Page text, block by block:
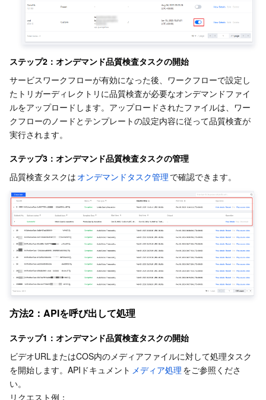
Elastic IP
Global Application Acceleration Platform
Tencent Cloud TCHouse-C
Tencent Cloud TCHouse-D
Tencent Cloud TCHouse-P
Tencent Cloud WeData
Business Intelligence
Tencent Cloud TCLake
機械翻訳
Optical Character Recognition
Face Fusion
Intelligent Music Platform
Tencent Cloud Agent Development Platform
LLM Knowledge Engine Basic API
Image Creation Large Model
Video Creation Large Model
Tencent HY 3D Global
Tencent HY
LLM Service TokenHub
IoT
IoT Hub
Message Queue
TDMQ for CKafka
TDMQ for RocketMQ
TDMQ for RabbitMQ
TDMQ for Apache Pulsar
TDMQ for MQTT
TDMQ for CMQ
Cloud Message Queue
コミュニケーション
Short Message Service
Tencent Push Notification Service
Simple Email Service
リアルタイムのインタラクション
Chat
Tencent Real-Time Communication
Low-code Interactive Classroom
Real-time Teleoperation
Game Multimedia Engine
Cloud Contact Center
ビデオサービス
StreamLive
StreamPackage
StreamLink
Cloud Streaming Services
Video on Demand
メディア オンデマンド
LVB Recording
メディア処理
Media Processing Service
Cloud Application Rendering
Cloud Virtual Desktop
メディアSDK
Mobile Live Video Broadcasting
User Generated Short Video SDK
Tencent Effect SDK
教育サービス
Tencent Interactive Whiteboard
医療サービス
Tencent HealthCare Omics Platform
Digital and Intelligent Medical Imaging Platform
Intelligent Guidance
クラウドリソース管理
SDK
Marketplace
ローコード
ステップ2：オンデマンド品質検査タスクの開始
サービスワークフローが有効になった後、ワークフローで設定し
たトリガーディレクトリに品質検査が必要なオンデマンドファイ
ルをアップロードします。アップロードされたファイルは、ワー
クフローのノードとテンプレートの設定内容に従って品質検査が
実行されます。
ステップ3：オンデマンド品質検査タスクの管理
品質検査タスクは オンデマンドタスク管理 で確認できます。
方法2：APIを呼び出して処理
ステップ1：オンデマンド品質検査タスクの開始
ビデオURLまたはCOS内のメディアファイルに対して処理タスク
を開始します。APIドキュメント メディア処理 をご参照くださ
い。
リクエスト例：